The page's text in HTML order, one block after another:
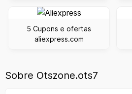
5 Cupons e ofertas
aliexpress.com
Sobre Otszone.ots7